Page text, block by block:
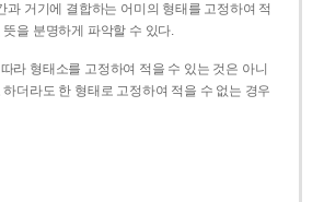
과 거기에 결합하는 어미의 형태를 고정하여 적
을 분명하게 파악할 수 있다.
라 형태소를 고정하여 적을 수 있는 것은 아니
더라도 한 형태로 고정하여 적을 수 없는 경우